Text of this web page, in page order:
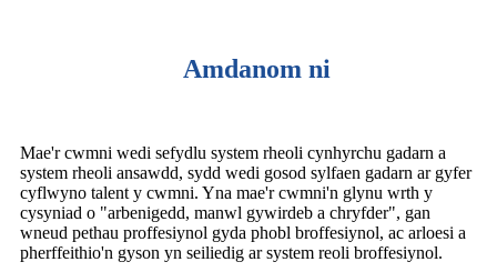
Amdanom ni
Mae'r cwmni wedi sefydlu system rheoli cynhyrchu gadarn a
system rheoli ansawdd, sydd wedi gosod sylfaen gadarn ar gyfer
cyflwyno talent y cwmni. Yna mae'r cwmni'n glynu wrth y
cysyniad o "arbenigedd, manwl gywirdeb a chryfder", gan
wneud pethau proffesiynol gyda phobl broffesiynol, ac arloesi a
pherffeithio'n gyson yn seiliedig ar system reoli broffesiynol.